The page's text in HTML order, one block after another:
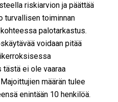
riskiarvion ja päättää
turvallisen toiminnan
palotarkastus.
voidaan pitää
ei ole vaaraa
määrän tulee
enintään 10 henkilöä.